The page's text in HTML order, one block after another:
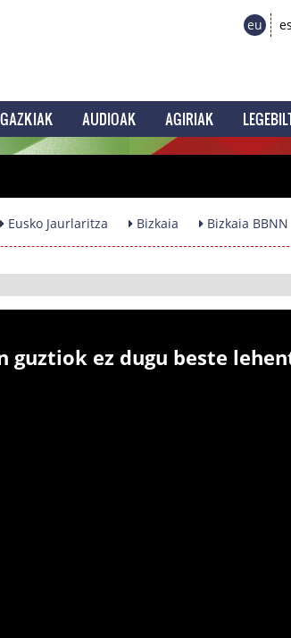
eu es
AUDIOAK AGIRIAK
Eusko Jaurlaritza Bizkaia Bizkaia BBNN
guztiok ez dugu beste